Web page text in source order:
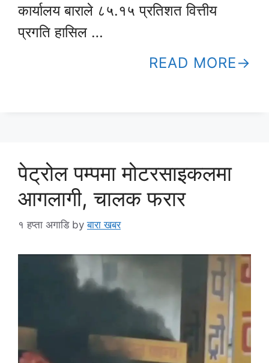
कार्यालय बाराले ८५.१५ प्रतिशत वित्तीय
प्रगति हासिल …
READ MORE
पेट्रोल पम्पमा मोटरसाइकलमा
आगलागी, चालक फरार
१ हप्ता अगाडि byबारा खबर